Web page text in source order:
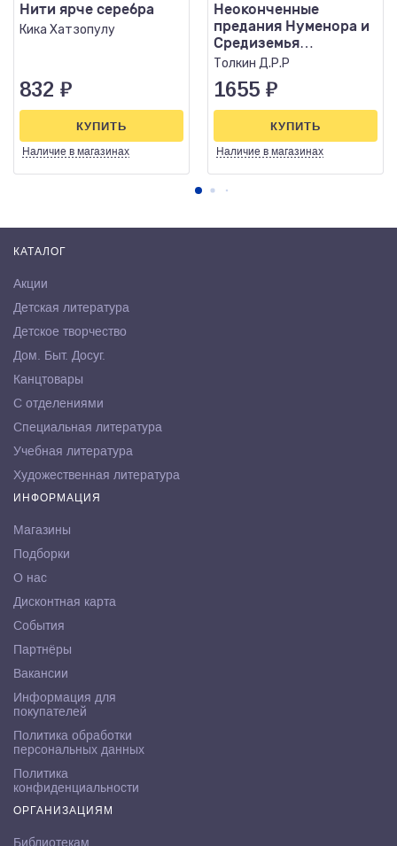
Нити ярче серебра
Кика Хатзопулу
832 ₽
Наличие в магазинах
КУПИТЬ
Неоконченные
предания Нуменора и
Средиземья
(иллюстрир.изд.)
Толкин Д.Р.Р
1655 ₽
Наличие в магазинах
КУПИТЬ
КАТАЛОГ
Акции
Детская литература
Детское творчество
Дом. Быт. Досуг.
Канцтовары
С отделениями
Специальная литература
Учебная литература
Художественная литература
ИНФОРМАЦИЯ
Магазины
Подборки
О нас
Дисконтная карта
События
Партнёры
Вакансии
Информация для
покупателей
Политика обработки
персональных данных
Политика
конфиденциальности
ОРГАНИЗАЦИЯМ
Библиотекам